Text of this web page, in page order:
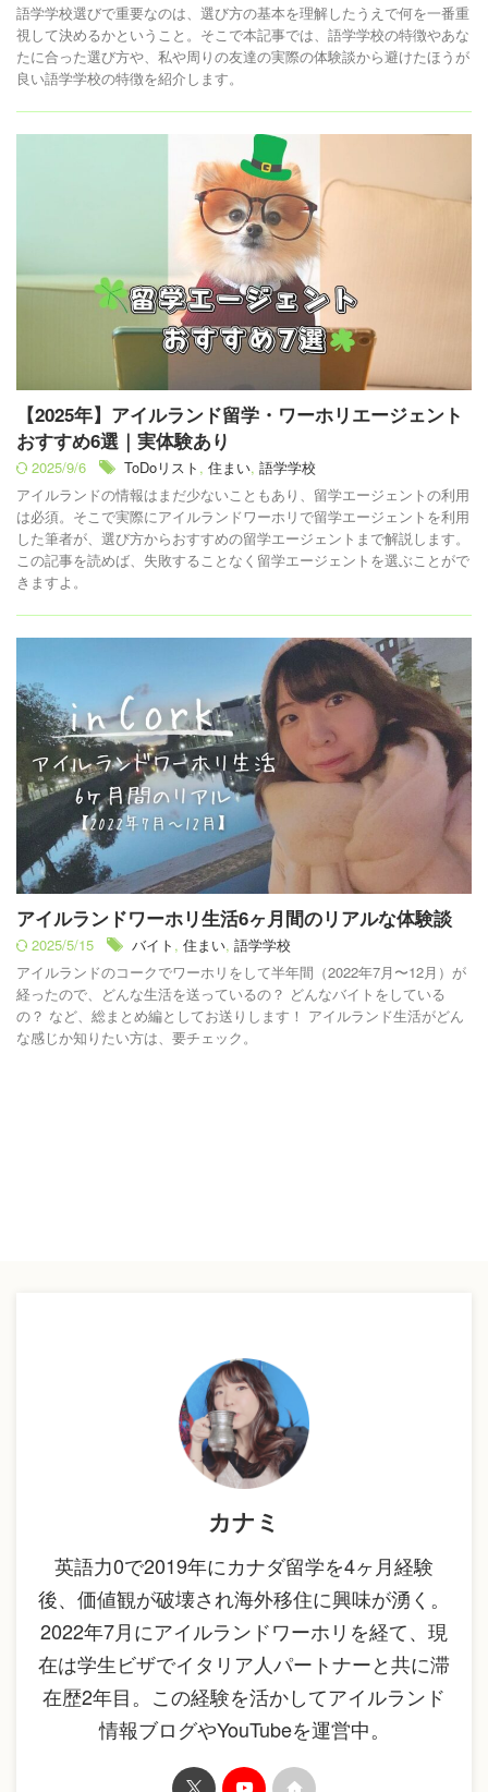
語学学校選びで重要なのは、選び方の基本を理解したうえで何を一番重
視して決めるかということ。そこで本記事では、語学学校の特徴やあな
たに合った選び方や、私や周りの友達の実際の体験談から避けたほうが
良い語学学校の特徴を紹介します。
【2025年】アイルランド留学・ワーホリエージェント
おすすめ6選｜実体験あり
2025/9/6 ToDoリスト , 住まい, 語学学校
アイルランドの情報はまだ少ないこともあり、留学エージェントの利用
は必須。そこで実際にアイルランドワーホリで留学エージェントを利用
した筆者が、選び方からおすすめの留学エージェントまで解説します。
この記事を読めば、失敗することなく留学エージェントを選ぶことがで
きますよ。
アイルランドワーホリ生活6ヶ月間のリアルな体験談
2025/5/15 バイト , 住まい, 語学学校
アイルランドのコークでワーホリをして半年間（2022年7月〜12月）が
経ったので、どんな生活を送っているの？ どんなバイトをしている
の？ など、総まとめ編としてお送りします！ アイルランド生活がどん
な感じか知りたい方は、要チェック。
カナミ
英語力0で2019年にカナダ留学を4ヶ月経験
後、価値観が破壊され海外移住に興味が湧く。
2022年7月にアイルランドワーホリを経て、現
在は学生ビザでイタリア人パートナーと共に滞
在歴2年目。この経験を活かしてアイルランド
情報ブログやYouTubeを運営中。